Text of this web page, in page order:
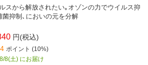
スから解放されたい｡オゾンの力でウイルス抑
菌抑制､においの元を分解
円(税込)
ポイント (10%)
8(土) にお届け